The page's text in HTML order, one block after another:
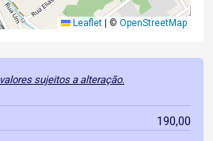
Leaflet | © OpenStreetMap
valores sujeitos a alteração.
190,00